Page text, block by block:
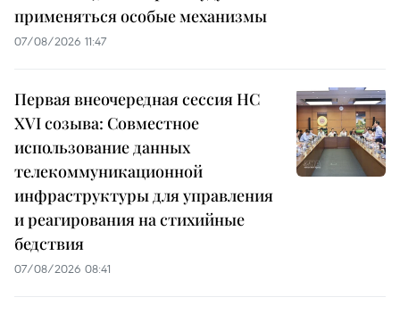
применяться особые механизмы
07/08/2026 11:47
Первая внеочередная сессия НС
XVI созыва: Совместное
использование данных
телекоммуникационной
инфраструктуры для управления
и реагирования на стихийные
бедствия
07/08/2026 08:41